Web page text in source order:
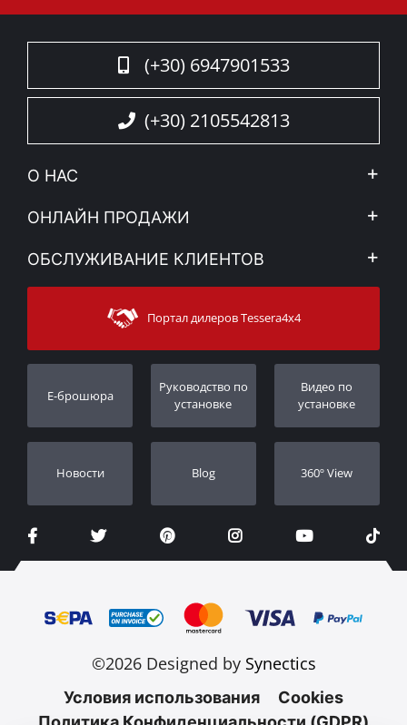
(+30) 6947901533
(+30) 2105542813
О НАС
Компания
Новости
Sitemap
ОНЛАЙН ПРОДАЖИ
Mой Aккаунт
Методы доставки
ОБСЛУЖИВАНИЕ КЛИЕНТОВ
Связаться с
Поддержка клиентов
Порядок слежения
Дилеры
Портал дилеров Tessera4x4
E-брошюра
Pуководство по
установке
Видео по
установке
Новости Blog 360º View
©2026 Designed by Synectics
Условия использования
Cookies